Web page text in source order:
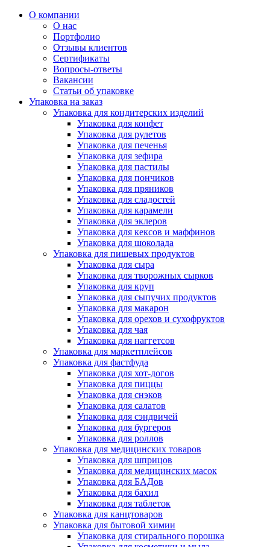
О компании
О нас
Портфолио
Отзывы клиентов
Сертификаты
Вопросы-ответы
Вакансии
Статьи об упаковке
Упаковка на заказ
Упаковка для кондитерских изделий
Упаковка для конфет
Упаковка для рулетов
Упаковка для печенья
Упаковка для зефира
Упаковка для пастилы
Упаковка для пончиков
Упаковка для пряников
Упаковка для сладостей
Упаковка для карамели
Упаковка для эклеров
Упаковка для кексов и маффинов
Упаковка для шоколада
Упаковка для пищевых продуктов
Упаковка для сыра
Упаковка для творожных сырков
Упаковка для круп
Упаковка для сыпучих продуктов
Упаковка для макарон
Упаковка для орехов и сухофруктов
Упаковка для чая
Упаковка для наггетсов
Упаковка для маркетплейсов
Упаковка для фастфуда
Упаковка для хот-догов
Упаковка для пиццы
Упаковка для снэков
Упаковка для салатов
Упаковка для сэндвичей
Упаковка для бургеров
Упаковка для роллов
Упаковка для медицинских товаров
Упаковка для шприцов
Упаковка для медицинских масок
Упаковка для БАДов
Упаковка для бахил
Упаковка для таблеток
Упаковка для канцтоваров
Упаковка для бытовой химии
Упаковка для стирального порошка